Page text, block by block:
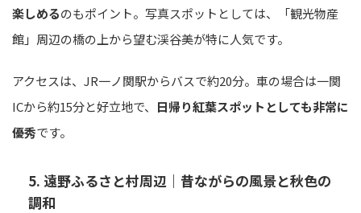
楽しめるのもポイント。写真スポットとしては、「観光物産
館」周辺の橋の上から望む渓谷美が特に人気です。
アクセスは、JR一ノ関駅からバスで約20分。車の場合は一関
ICから約15分と好立地で、 日帰り紅葉スポットとしても非常に
優秀です。
5. 遠野ふるさと村周辺｜昔ながらの風景と秋色の
調和